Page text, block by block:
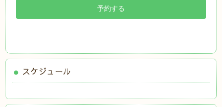
スケジュール